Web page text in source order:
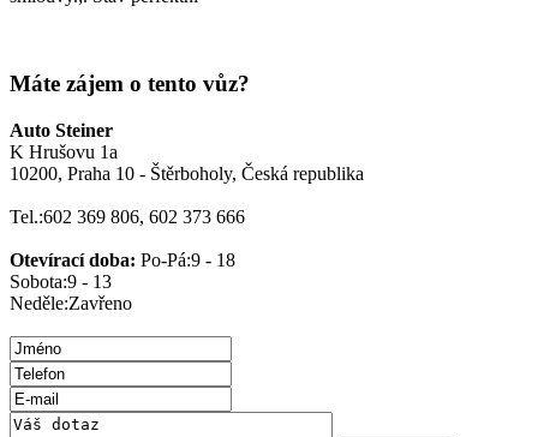
Máte zájem o tento vůz?
Auto Steiner
K Hrušovu 1a
10200, Praha 10 - Štěrboholy, Česká republika
Tel.:602 369 806, 602 373 666
Otevírací doba: Po-Pá:9 - 18
Sobota:9 - 13
Neděle:Zavřeno